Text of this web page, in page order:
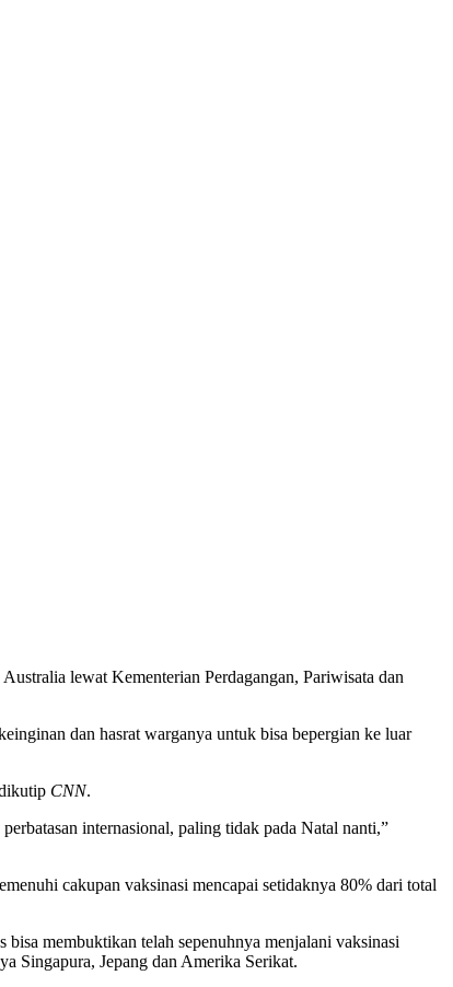
lewat Kementerian Perdagangan, Pariwisata dan
dan hasrat warganya untuk bisa bepergian ke luar
CNN.
internasional, paling tidak pada Natal nanti,”
cakupan vaksinasi mencapai setidaknya 80% dari total
membuktikan telah sepenuhnya menjalani vaksinasi
Singapura, Jepang dan Amerika Serikat.